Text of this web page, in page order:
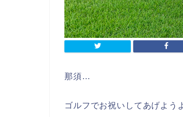
那須…
ゴルフでお祝いしてあげよう